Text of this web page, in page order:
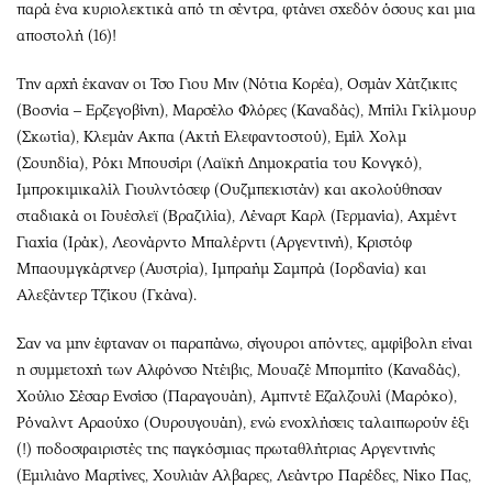
παρά ένα κυριολεκτικά από τη σέντρα, φτάνει σχεδόν όσους και μια
αποστολή (16)!
Την αρχή έκαναν οι Τσο Γιου Μιν (Νότια Κορέα), Οσμάν Χάτζικιτς
(Βοσνία – Ερζεγοβίνη), Μαρσέλο Φλόρες (Καναδάς), Μπίλι Γκίλμουρ
(Σκωτία), Κλεμάν Ακπα (Ακτή Ελεφαντοστού), Εμίλ Χολμ
(Σουηδία), Ρόκι Μπουσίρι (Λαϊκή Δημοκρατία του Κονγκό),
Ιμπροκιμικαλίλ Γιουλντόσεφ (Ουζμπεκιστάν) και ακολούθησαν
σταδιακά οι Γουέσλεϊ (Βραζιλία), Λέναρτ Καρλ (Γερμανία), Αχμέντ
Γιαχία (Ιράκ), Λεονάρντο Μπαλέρντι (Αργεντινή), Κριστόφ
Μπαουμγκάρτνερ (Αυστρία), Ιμπραήμ Σαμπρά (Ιορδανία) και
Αλεξάντερ Τζίκου (Γκάνα).
Σαν να μην έφταναν οι παραπάνω, σίγουροι απόντες, αμφίβολη είναι
η συμμετοχή των Αλφόνσο Ντέιβις, Μουαζέ Μπομπίτο (Καναδάς),
Χούλιο Σέσαρ Ενσίσο (Παραγουάη), Αμπντέ Εζαλζουλί (Μαρόκο),
Ρόναλντ Αραούχο (Ουρουγουάη), ενώ ενοχλήσεις ταλαιπωρούν έξι
(!) ποδοσφαιριστές της παγκόσμιας πρωταθλήτριας Αργεντινής
(Εμιλιάνο Μαρτίνες, Χουλιάν Αλβαρες, Λεάντρο Παρέδες, Νίκο Πας,